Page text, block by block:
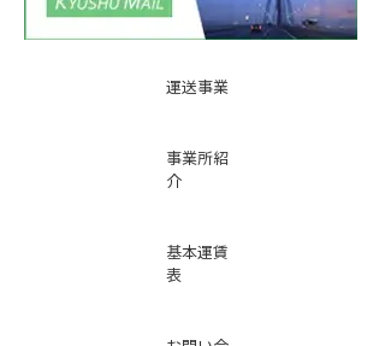
運送事業
事業所紹
介
基本運賃
表